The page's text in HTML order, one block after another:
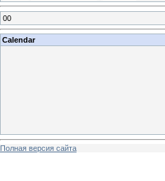
00
Calendar
Полная версия сайта